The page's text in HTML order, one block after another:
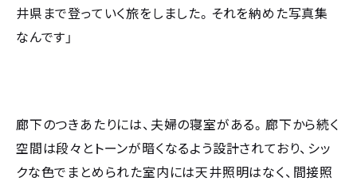
井県まで登っていく旅をしました。それを納めた写真集
なんです」
廊下のつきあたりには、夫婦の寝室がある。廊下から続く
空間は段々とトーンが暗くなるよう設計されており、シッ
クな色でまとめられた室内には天井照明はなく、間接照